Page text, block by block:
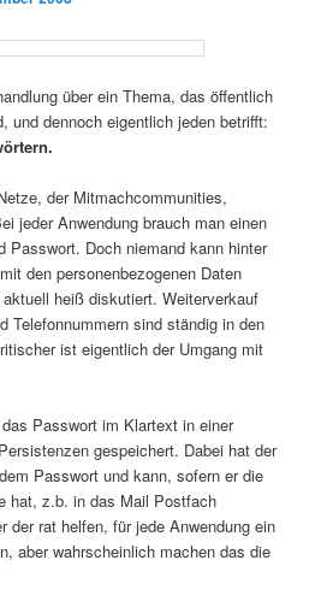
über ein Thema, das öffentlich
und dennoch eigentlich jeden betrifft:
der Mitmachcommunities,
jeder Anwendung brauch man einen
Passwort. Doch niemand kann hinter
den personenbezogenen Daten
heiß diskutiert. Weiterverkauf
Telefonnummern sind ständig in den
ist eigentlich der Umgang mit
Passwort im Klartext in einer
gespeichert. Dabei hat der
Passwort und kann, sofern er die
hat, z.b. in das Mail Postfach
der rat helfen, für jede Anwendung ein
aber wahrscheinlich machen das die